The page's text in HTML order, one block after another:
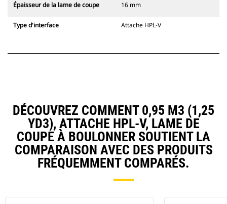
Épaisseur de la lame de coupe 16 mm
Type d'interface Attache HPL-V
DÉCOUVREZ COMMENT 0,95 M3 (1,25
YD3), ATTACHE HPL-V, LAME DE
COUPE À BOULONNER SOUTIENT LA
COMPARAISON AVEC DES PRODUITS
FRÉQUEMMENT COMPARÉS.